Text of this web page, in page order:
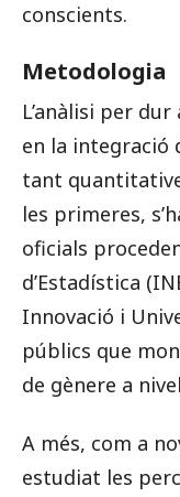
conscients.
Metodologia
L’anàlisi per
en la integració
tant
les primeres,
oficials
d’Estadística
Innovació i
públics que
de gènere a
A més, com a
estudiat les